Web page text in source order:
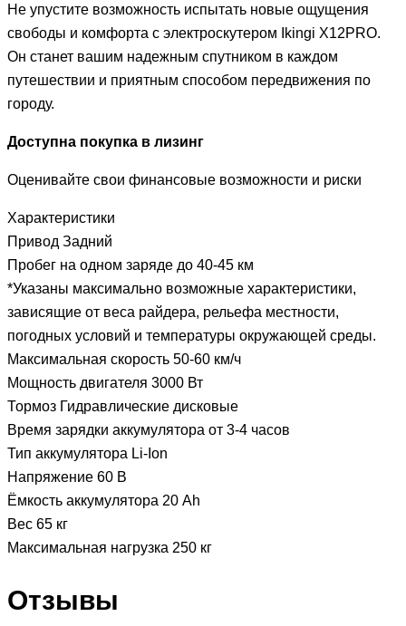
Не упустите возможность испытать новые ощущения
свободы и комфорта с электроскутером Ikingi X12PRO.
Он станет вашим надежным спутником в каждом
путешествии и приятным способом передвижения по
городу.
Доступна покупка в лизинг
Оценивайте свои финансовые возможности и риски
Характеристики
Привод Задний
Пробег на одном заряде до 40-45 км
*Указаны максимально возможные характеристики,
зависящие от веса райдера, рельефа местности,
погодных условий и температуры окружающей среды.
Максимальная скорость 50-60 км/ч
Мощность двигателя 3000 Вт
Тормоз Гидравлические дисковые
Время зарядки аккумулятора от 3-4 часов
Тип аккумулятора Li-Ion
Напряжение 60 В
Ёмкость аккумулятора 20 Ah
Вес 65 кг
Максимальная нагрузка 250 кг
Отзывы